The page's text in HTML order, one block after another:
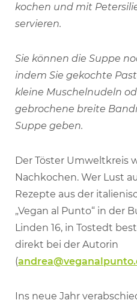
kochen und mit
servieren.
Sie können die Suppe
indem Sie gekochte
kleine Muschelnudeln
gebrochene breite
Suppe geben.
Der Töster Umweltkreis
Nachkochen. Wer Lust
Rezepte aus der
„Vegan al Punto“ in der
Linden 16, in Tostedt
direkt bei der Autorin
(
Ins neue Jahr